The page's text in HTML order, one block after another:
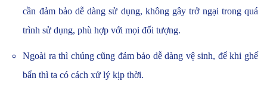
cần đảm bảo dễ dàng sử dụng, không gây trở ngại trong quá
trình sử dụng, phù hợp với mọi đối tượng.
Ngoài ra thì chúng cũng đảm bảo dễ dàng vệ sinh, để khi ghế
bẩn thì ta có cách xử lý kịp thời.